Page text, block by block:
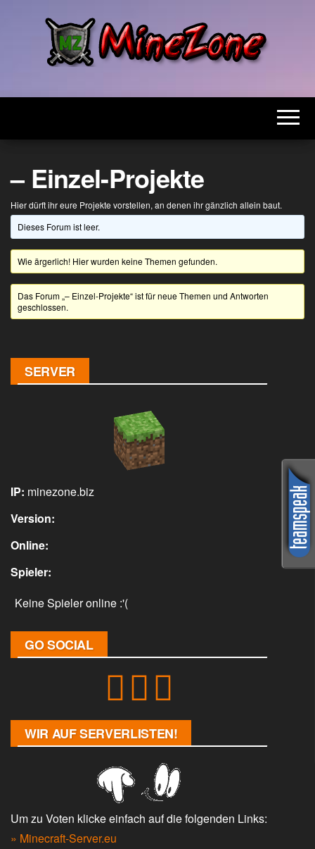
besonderes
– Einzel-Projekte
Hier dürft ihr eure Projekte vorstellen, an denen ihr gänzlich allein baut.
Dieses Forum ist leer.
Wie ärgerlich! Hier wurden keine Themen gefunden.
Das Forum „– Einzel-Projekte“ ist für neue Themen und Antworten
geschlossen.
SERVER
IP: minezone.biz
Version:
Online:
Spieler:
Keine Spieler online :'(
GO SOCIAL
WIR AUF SERVERLISTEN!
Um zu Voten klicke einfach auf die folgenden Links:
» Minecraft-Server.eu